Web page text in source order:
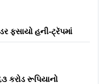
ફસાયો હની-ટ્રૅપમાં
કરોડ રૂપિયાનો